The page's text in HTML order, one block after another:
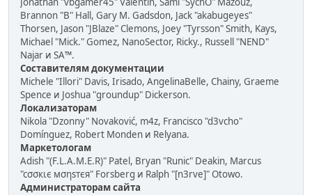
Brannon "B" Hall, Gary M. Gadsdon, Jack "akabugeyes"
Thorsen, Jason "JBlaze" Clemons, Joey "Tyrsson" Smith, Kays,
Michael "Mick." Gomez, NanoSector, Ricky., Russell "NEND"
Najar и SA™.
Составителям документации
Michele "Illori" Davis, Irisado, AngelinaBelle, Chainy, Graeme
Spence и Joshua "groundup" Dickerson.
Локализаторам
Nikola "Dzonny" Novaković, m4z, Francisco "d3vcho"
Domínguez, Robert Monden и Relyana.
Маркетологам
Adish "(F.L.A.M.E.R)" Patel, Bryan "Runic" Deakin, Marcus
"cσσкιє мσηѕтєя" Forsberg и Ralph "[n3rve]" Otowo.
Администраторам сайта